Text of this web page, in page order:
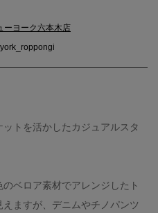
ヨーク六本木店
トを活かしたカジュアルスタ
ベロア素材でアレンジしたト
ますが、デニムやチノパンツ